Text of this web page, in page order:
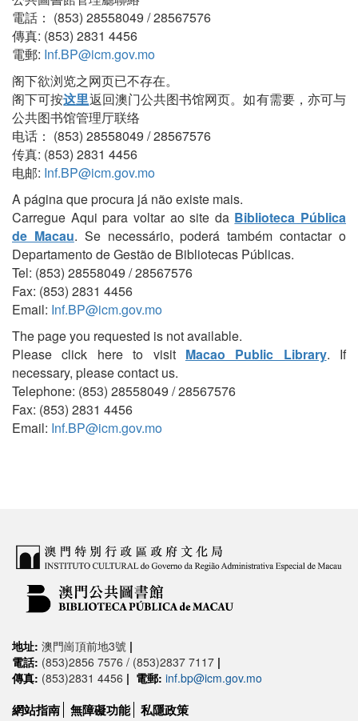
電話： (853) 28558049 / 28567576
傳真: (853) 2831 4456
電郵: Inf.BP@icm.gov.mo
阁下欲浏览之网页已不存在。
阁下可按这里返回澳门公共图书馆网页。如有需要，亦可与
公共图书馆管理厅联络
电话： (853) 28558049 / 28567576
传真: (853) 2831 4456
电邮: Inf.BP@icm.gov.mo
A página que procura já não existe mais.
Carregue Aqui para voltar ao site da Biblioteca Pública
de Macau. Se necessário, poderá também contactar o
Departamento de Gestão de Bibliotecas Públicas.
Tel: (853) 28558049 / 28567576
Fax: (853) 2831 4456
Email: Inf.BP@icm.gov.mo
The page you requested is not available.
Please click here to visit Macao Public Library. If
necessary, please contact us.
Telephone: (853) 28558049 / 28567576
Fax: (853) 2831 4456
Email: Inf.BP@icm.gov.mo
地址: 澳門崗頂前地3號 |
電話: (853)2856 7576 / (853)2837 7117 |
傳真: (853)2831 4456 | 電郵: inf.bp@icm.gov.mo
網站指南 無障礙功能 私隱政策